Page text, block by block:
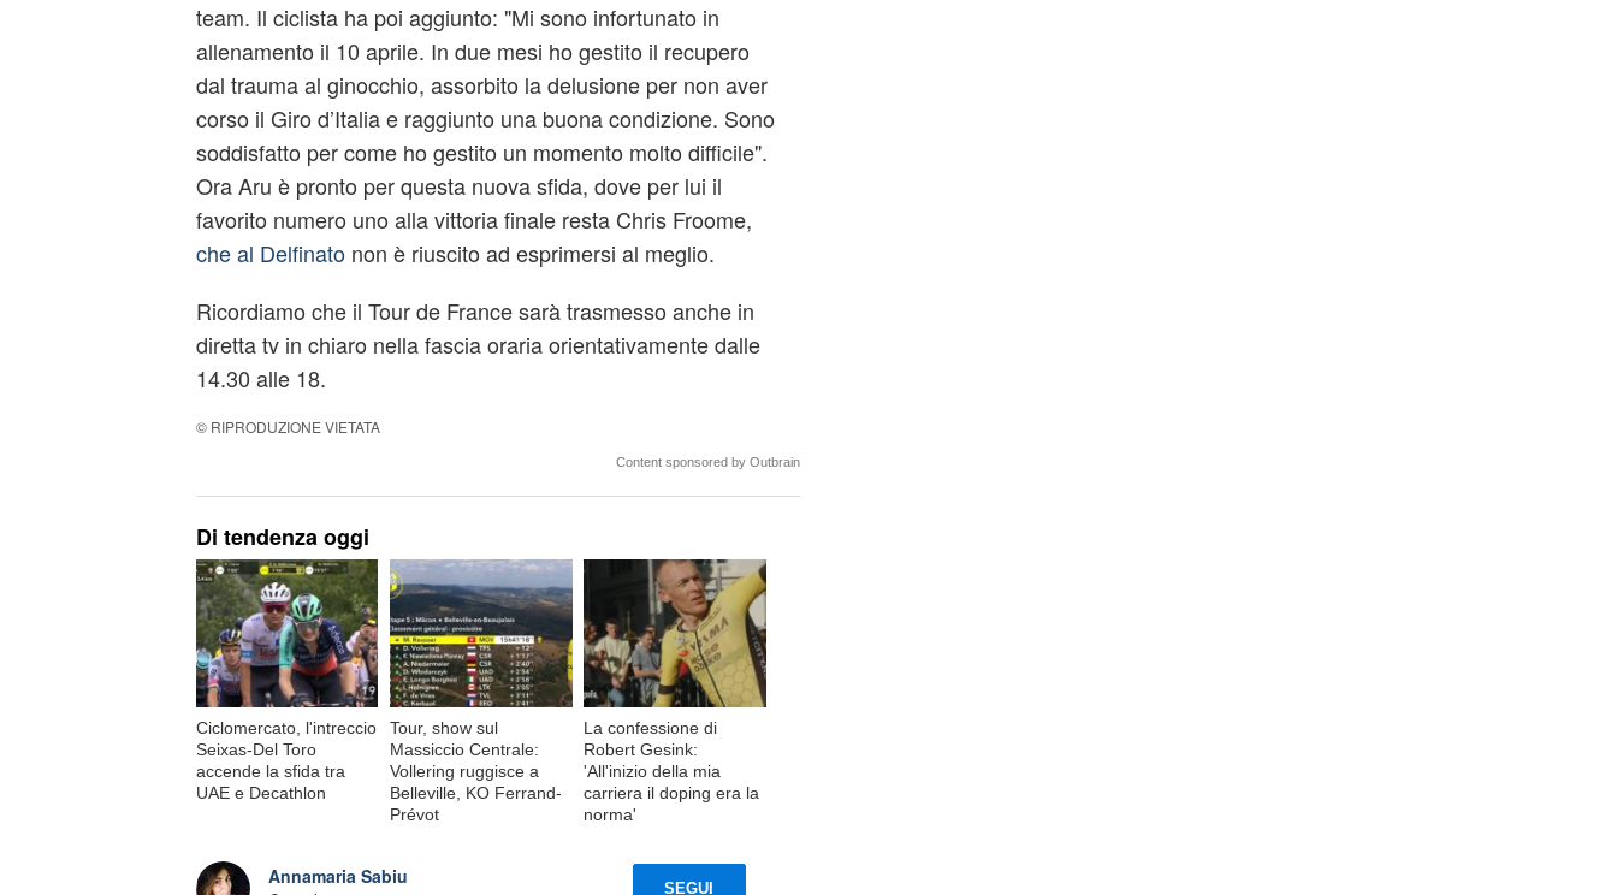
team. Il ciclista ha poi aggiunto: "Mi sono infortunato in
allenamento il 10 aprile. In due mesi ho gestito il recupero
dal trauma al ginocchio, assorbito la delusione per non aver
corso il Giro d’Italia e raggiunto una buona condizione. Sono
soddisfatto per come ho gestito un momento molto difficile".
Ora Aru è pronto per questa nuova sfida, dove per lui il
favorito numero uno alla vittoria finale resta Chris Froome,
che al Delfinatonon è riuscito ad esprimersi al meglio.
Ricordiamo che il Tour de France sarà trasmesso anche in
diretta tv in chiaro nella fascia oraria orientativamente dalle
14.30 alle 18.
© RIPRODUZIONE VIETATA
Content sponsored by Outbrain
Di tendenza oggi
Ciclomercato, l'intreccio
Seixas-Del Toro
accende la sfida tra
UAE e Decathlon
Tour, show sul
Massiccio Centrale:
Vollering ruggisce a
Belleville, KO Ferrand-
Prévot
La confessione di
Robert Gesink:
'All'inizio della mia
carriera il doping era la
norma'
Annamaria Sabiu
SEGUI